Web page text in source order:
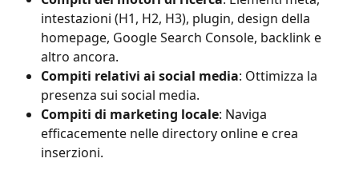
intestazioni (H1, H2, H3), plugin, design della
homepage, Google Search Console, backlink e
altro ancora.
Compiti relativi ai social media: Ottimizza la
presenza sui social media.
Compiti di marketing locale: Naviga
efficacemente nelle directory online e crea
inserzioni.